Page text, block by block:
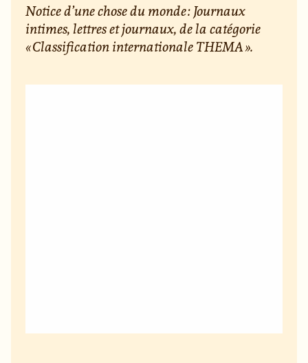
Notice d’une chose du monde : Journaux
intimes, lettres et journaux, de la catégorie
« Classification internationale THEMA ».